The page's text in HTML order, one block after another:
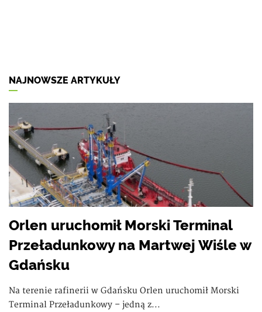
NAJNOWSZE ARTYKUŁY
Orlen uruchomił Morski Terminal
Przeładunkowy na Martwej Wiśle w
Gdańsku
Na terenie rafinerii w Gdańsku Orlen uruchomił Morski
Terminal Przeładunkowy – jedną z...